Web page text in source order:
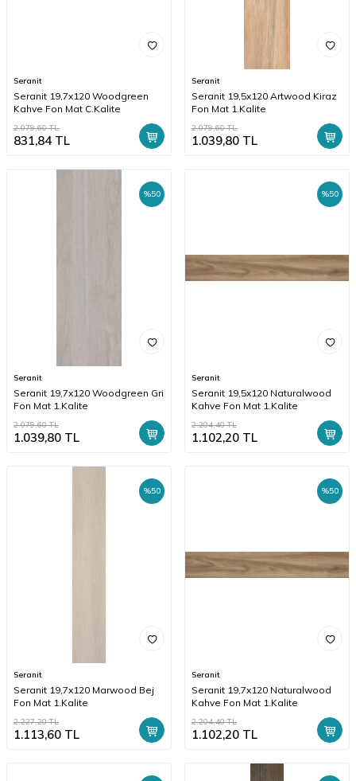
Seranit
Seranit 19,7x120 Woodgreen
Kahve Fon Mat C.Kalite
2.079,60TL
831,84 TL
Seranit
Seranit 19,5x120 Artwood Kiraz
Fon Mat 1.Kalite
2.079,60TL
1.039,80 TL
%50
Seranit
Seranit 19,7x120 Woodgreen Gri
Fon Mat 1.Kalite
2.079,60TL
1.039,80 TL
%50
Seranit
Seranit 19,5x120 Naturalwood
Kahve Fon Mat 1.Kalite
2.204,40TL
1.102,20 TL
%50
Seranit
Seranit 19,7x120 Marwood Bej
Fon Mat 1.Kalite
2.227,20TL
1.113,60 TL
%50
Seranit
Seranit 19,7x120 Naturalwood
Kahve Fon Mat 1.Kalite
2.204,40TL
1.102,20 TL